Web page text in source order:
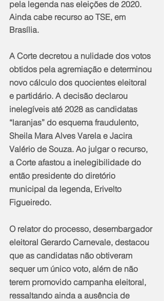
pela legenda nas eleições de 2020.
Ainda cabe recurso ao TSE, em
Brasília.
A Corte decretou a nulidade dos votos
obtidos pela agremiação e determinou
novo cálculo dos quocientes eleitoral
e partidário. A decisão declarou
inelegíveis até 2028 as candidatas
“laranjas” do esquema fraudulento,
Sheila Mara Alves Varela e Jacira
Valério de Souza. Ao julgar o recurso,
a Corte afastou a inelegibilidade do
então presidente do diretório
municipal da legenda, Erivelto
Figueiredo.
O relator do processo, desembargador
eleitoral Gerardo Carnevale, destacou
que as candidatas não obtiveram
sequer um único voto, além de não
terem promovido campanha eleitoral,
ressaltando ainda a ausência de